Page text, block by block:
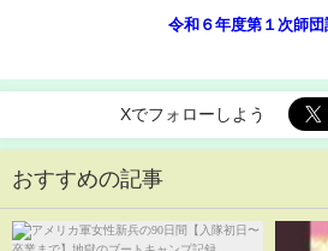
令和６年度第１次師団
Xでフォローしよう
おすすめの記事